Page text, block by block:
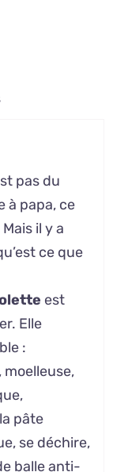
pas du
à papa, ce
il y a
ce que
est
Elle
:
pâte
se déchire,
balle anti-